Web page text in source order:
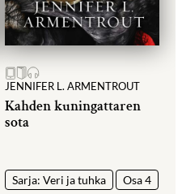
JENNIFER L. ARMENTROUT
Kahden kuningattaren
sota
Sarja: Veri ja tuhka Osa 4